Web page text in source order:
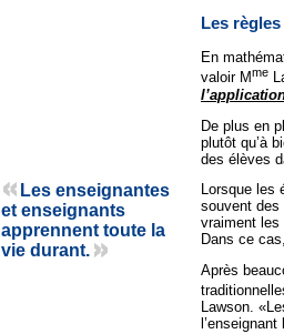
Les
En
valoir Mme
De plus en
plutôt qu’à
des élèves
Les enseignantes
et enseignants
apprennent toute la
vie durant.
Lorsque les
souvent des
vraiment les
Dans ce
Après
Lawson.